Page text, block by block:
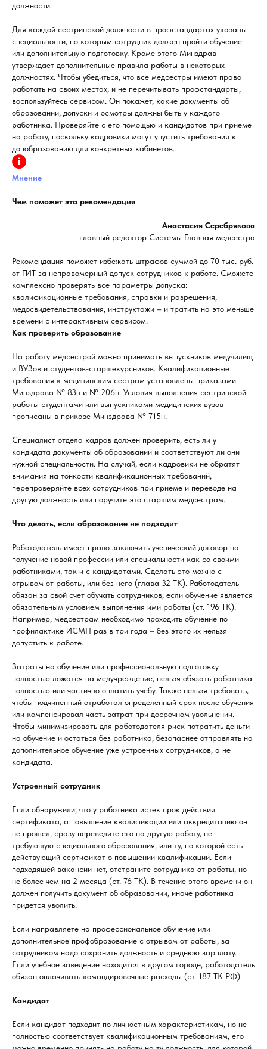
должности.
Для каждой сестринской должности в профстандартах указаны
специальности, по которым сотрудник должен пройти обучение
или дополнительную подготовку. Кроме этого Минздрав
утверждает дополнительные правила работы в некоторых
должностях. Чтобы убедиться, что все медсестры имеют право
работать на своих местах, и не перечитывать профстандарты,
воспользуйтесь сервисом. Он покажет, какие документы об
образовании, допуски и осмотры должны быть у каждого
работника. Проверяйте с его помощью и кандидатов при приеме
на работу, поскольку кадровики могут упустить требования к
допобразованию для конкретных кабинетов.
Мнение
Чем поможет эта рекомендация
Анастасия Серебрякова
главный редактор Системы Главная медсестра
Рекомендация поможет избежать штрафов суммой до 70 тыс. руб.
от ГИТ за неправомерный допуск сотрудников к работе. Сможете
комплексно проверять все параметры допуска:
квалификационные требования, справки и разрешения,
медосвидетельствования, инструктажи – и тратить на это меньше
времени с интерактивным сервисом.
Как проверить образование
На работу медсестрой можно принимать выпускников медучилищ
и ВУЗов и студентов-старшекурсников. Квалификационные
требования к медицинским сестрам установлены приказами
Минздрава № 83н и № 206н. Условия выполнения сестринской
работы студентами или выпускниками медицинских вузов
прописаны в приказе Минздрава № 715н.
Специалист отдела кадров должен проверить, есть ли у
кандидата документы об образовании и соответствуют ли они
нужной специальности. На случай, если кадровики не обратят
внимания на тонкости квалификационных требований,
перепроверяйте всех сотрудников при приеме и переводе на
другую должность или поручите это старшим медсестрам.
Что делать, если образование не подходит
Работодатель имеет право заключить ученический договор на
получение новой профессии или специальности как со своими
работниками, так и с кандидатами. Сделать это можно с
отрывом от работы, или без него (глава 32 ТК). Работодатель
обязан за свой счет обучать сотрудников, если обучение является
обязательным условием выполнения ими работы (ст. 196 ТК).
Например, медсестрам необходимо проходить обучение по
профилактике ИСМП раз в три года – без этого их нельзя
допустить к работе.
Затраты на обучение или профессиональную подготовку
полностью ложатся на медучреждение, нельзя обязать работника
полностью или частично оплатить учебу. Также нельзя требовать,
чтобы подчиненный отработал определенный срок после обучения
или компенсировал часть затрат при досрочном увольнении.
Чтобы минимизировать для работодателя риск потратить деньги
на обучение и остаться без работника, безопаснее отправлять на
дополнительное обучение уже устроенных сотрудников, а не
кандидата.
Устроенный сотрудник
Если обнаружили, что у работника истек срок действия
сертификата, а повышение квалификации или аккредитацию он
не прошел, сразу переведите его на другую работу, не
требующую специального образования, или ту, по которой есть
действующий сертификат о повышении квалификации. Если
подходящей вакансии нет, отстраните сотрудника от работы, но
не более чем на 2 месяца (ст. 76 ТК). В течение этого времени он
должен получить документ об образовании, иначе работника
придется уволить.
Если направляете на профессиональное обучение или
дополнительное профобразование с отрывом от работы, за
сотрудником надо сохранить должность и среднюю зарплату.
Если учебное заведение находится в другом городе, работодатель
обязан оплачивать командировочные расходы (ст. 187 ТК РФ).
Кандидат
Если кандидат подходит по личностным характеристикам, но не
полностью соответствует квалификационным требованиям, его